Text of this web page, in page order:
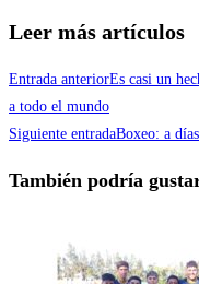
Leer más artículos
Entrada anteriorEs casi un
a todo el mundo
Siguiente entradaBoxeo: a
También podría